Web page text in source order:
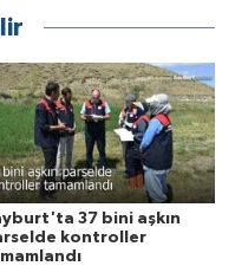
37 bini aşkın
kontroller